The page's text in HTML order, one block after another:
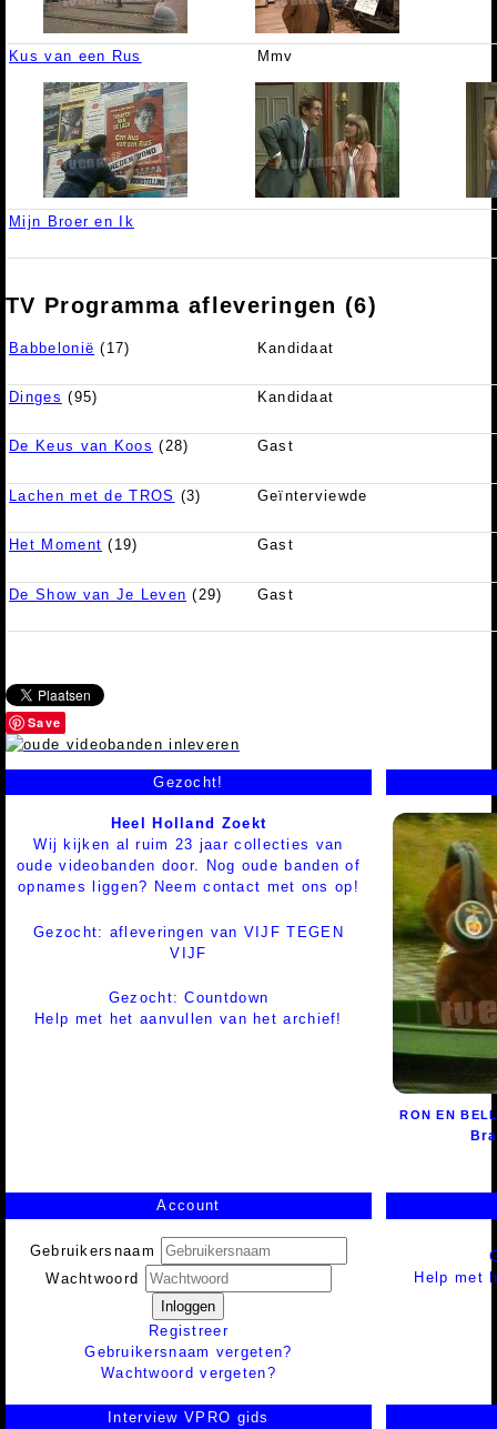
Kus van een Rus Mmv
Mijn Broer en Ik
TV Programma afleveringen (6)
Babbelonië (17) Kandidaat
Dinges (95) Kandidaat
De Keus van Koos (28) Gast
Lachen met de TROS (3) Geïnterviewde
Het Moment (19) Gast
De Show van Je Leven (29) Gast
Save
Gezocht!
Heel Holland Zoekt
Wij kijken al ruim 23 jaar collecties van
oude videobanden door. Nog oude banden of
opnames liggen? Neem contact met ons op!
Gezocht: afleveringen van VIJF TEGEN
VIJF
Gezocht: Countdown
Help met het aanvullen van het archief!
RON EN
Account
Gebruikersnaam
Wachtwoord
Inloggen
Registreer
Gebruikersnaam vergeten?
Wachtwoord vergeten?
Help met
Interview VPRO gids